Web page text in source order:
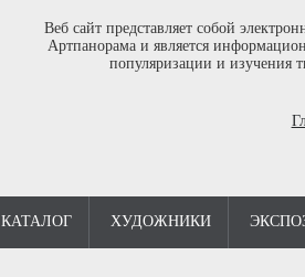
Веб сайт представляет собой
Артпанорама и является
популяризации и изучения
КАТАЛОГ ХУДОЖНИКИ